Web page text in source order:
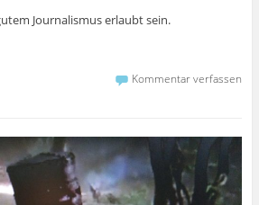
Journalismus erlaubt sein.
Kommentar verfassen